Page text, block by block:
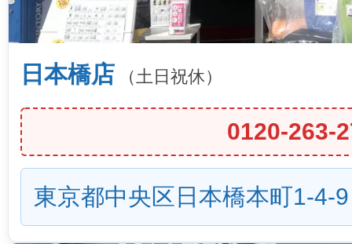
日本橋店 （土日祝休）
0120-263-
東京都中央区日本橋本町1-4-9